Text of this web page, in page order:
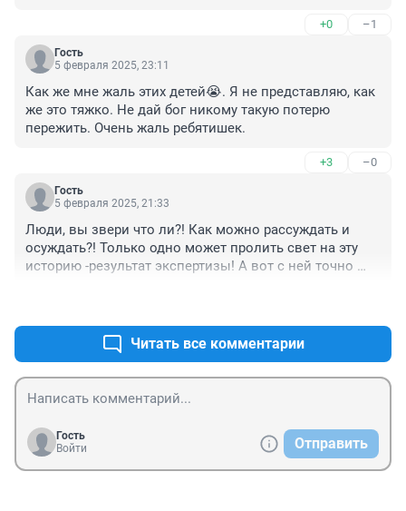
Сейчас каких только не рождается , не переносят
молочный белок , белок пшеницы. На этом весь
народ жил.
+0 –1
Гость
5 февраля 2025, 23:11
Как же мне жаль этих детей😭. Я не представляю, как
же это тяжко. Не дай бог никому такую потерю
пережить. Очень жаль ребятишек.
+3 –0
Гость
5 февраля 2025, 21:33
Люди, вы звери что ли?! Как можно рассуждать и
осуждать?! Только одно может пролить свет на эту
историю -результат экспертизы! А вот с ней точно
Читать все комментарии
Гость
Войти
Отправить